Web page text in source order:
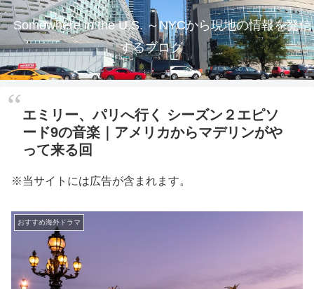
Somewhere in the U.S. ～NYCから現地の情報を発信
するブログ
エミリー、パリへ行く シーズン２エピソ
ード9の音楽｜アメリカからマデリンがや
って来る回
※当サイトには広告が含まれます。
おすすめ海外ドラマ